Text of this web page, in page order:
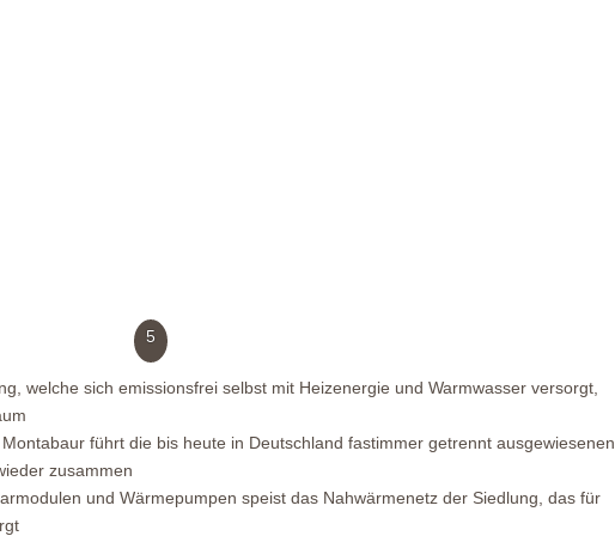
5
welche sich emissionsfrei selbst mit Heizenergie und Warmwasser versorgt,
führt die bis heute in Deutschland fastimmer getrennt ausgewiesenen
zusammen
und Wärmepumpen speist das Nahwärmenetz der Siedlung, das für